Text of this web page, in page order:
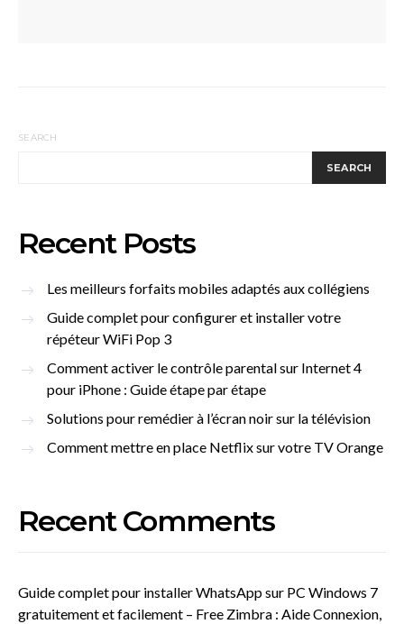
SEARCH
SEARCH
Recent Posts
Les meilleurs forfaits mobiles adaptés aux collégiens
Guide complet pour configurer et installer votre
répéteur WiFi Pop 3
Comment activer le contrôle parental sur Internet 4
pour iPhone : Guide étape par étape
Solutions pour remédier à l’écran noir sur la télévision
Comment mettre en place Netflix sur votre TV Orange
Recent Comments
Guide complet pour installer WhatsApp sur PC Windows 7
gratuitement et facilement – Free Zimbra : Aide Connexion,